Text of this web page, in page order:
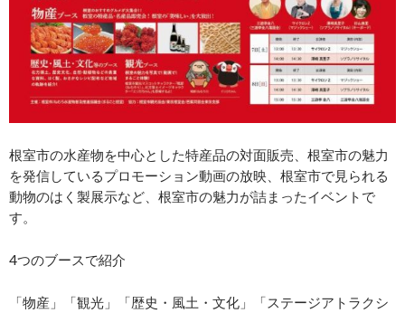
根室市の水産物を中心とした特産品の対面販売、根室市の魅力
を発信しているプロモーション動画の放映、根室市で見られる
動物のはく製展示など、根室市の魅力が詰まったイベントで
す。
4つのブースで紹介
「物産」「観光」「歴史・風土・文化」「ステージアトラクシ